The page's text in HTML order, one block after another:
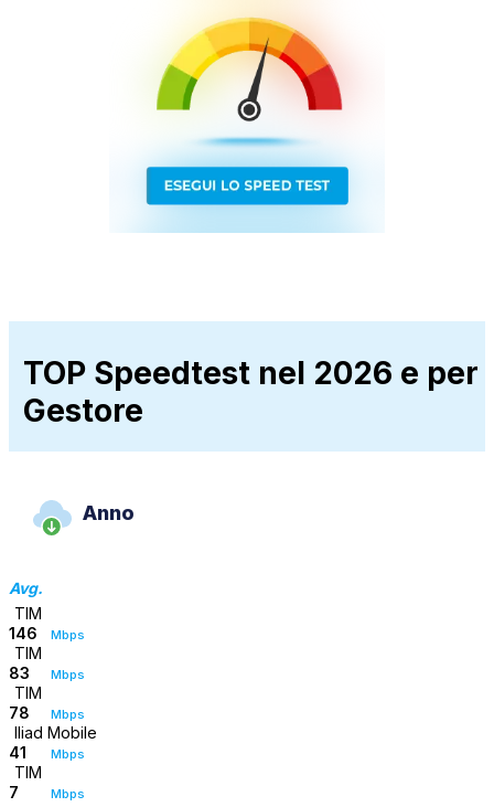
TOP Speedtest nel 2026 e per
Gestore
Anno
Avg.
TIM
146
Mbps
TIM
83
Mbps
TIM
78
Mbps
Iliad Mobile
41
Mbps
TIM
7
Mbps